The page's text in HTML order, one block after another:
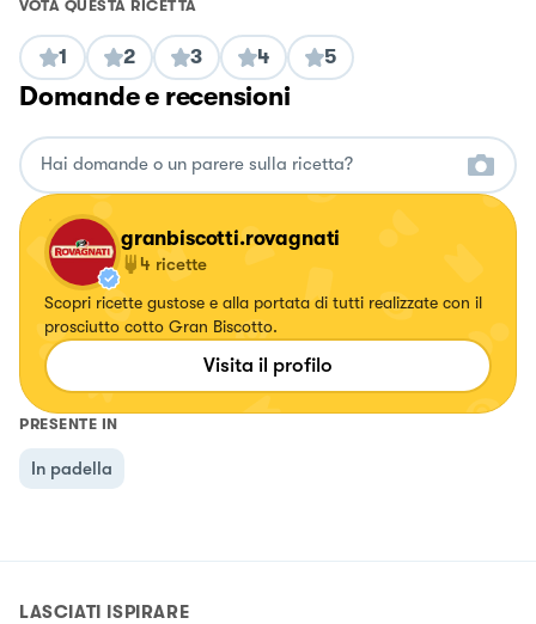
VOTA QUESTA RICETTA
1 2 3 4 5
Domande e recensioni
granbiscotti.rovagnati
4 ricette
Scopri ricette gustose e alla portata di tutti realizzate con il
prosciutto cotto Gran Biscotto.
Visita il profilo
PRESENTE IN
In padella
LASCIATI ISPIRARE